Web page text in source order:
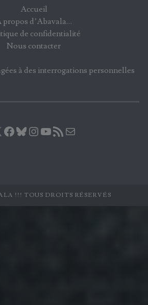
Accueil
propos d’Abavala…
de confidentialité
Nous contacter
à des interrogations personnelles
X Facebook
Bluesky
Instagram
YouTube
Flux RSS
!!! TOUS DROITS RÉSERVÉS